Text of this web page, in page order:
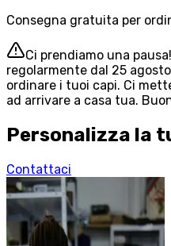
Consegna gratuita per
Ci prendiamo una
regolarmente dal 25
ordinare i tuoi capi. Ci
ad arrivare a casa tua.
Personalizza la
Contattaci